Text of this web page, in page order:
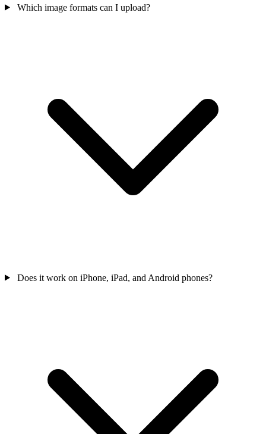
Which image formats can I upload?
Does it work on iPhone, iPad, and Android phones?